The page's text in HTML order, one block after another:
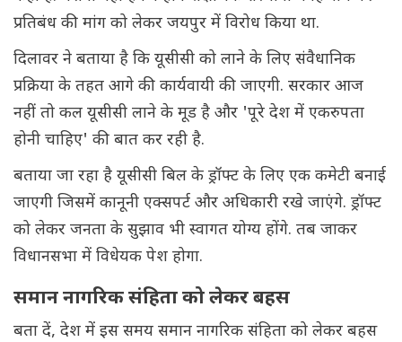
प्रतिबंध की मांग को लेकर जयपुर में विरोध किया था.
दिलावर ने बताया है कि यूसीसी को लाने के लिए संवैधानिक
प्रक्रिया के तहत आगे की कार्यवायी की जाएगी. सरकार आज
नहीं तो कल यूसीसी लाने के मूड है और 'पूरे देश में एकरुपता
होनी चाहिए' की बात कर रही है.
बताया जा रहा है यूसीसी बिल के ड्रॉफ्ट के लिए एक कमेटी बनाई
जाएगी जिसमें कानूनी एक्सपर्ट और अधिकारी रखे जाएंगे. ड्रॉफ्ट
को लेकर जनता के सुझाव भी स्वागत योग्य होंगे. तब जाकर
विधानसभा में विधेयक पेश होगा.
समान नागरिक संहिता को लेकर बहस
बता दें, देश में इस समय समान नागरिक संहिता को लेकर बहस